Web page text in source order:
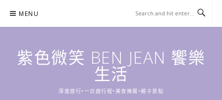
content
MENU
紫色微笑 BEN JEAN 饗樂
生活
深度旅行•一日遊行程•美食推薦•親子景點